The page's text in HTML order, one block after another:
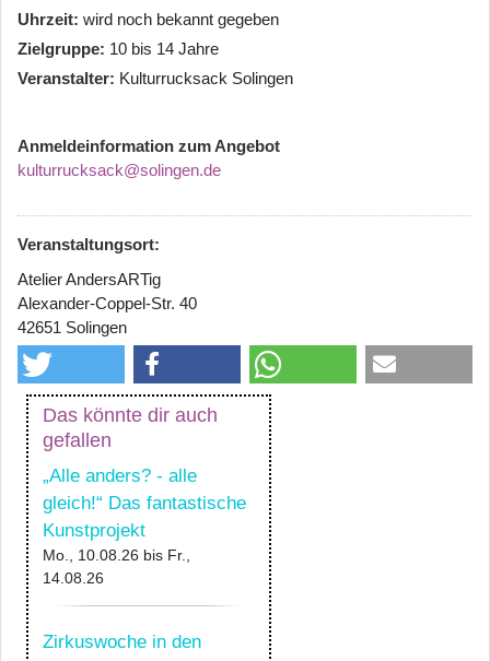
Uhrzeit wird noch bekannt gegeben
Zielgruppe 10 bis 14 Jahre
Veranstalter Kulturrucksack Solingen
Anmeldeinformation zum Angebot
kulturrucksack@solingen.de
Veranstaltungsort:
Atelier AndersARTig
Alexander-Coppel-Str. 40
42651 Solingen
Das könnte dir auch
gefallen
„Alle anders? - alle
gleich!“ Das fantastische
Kunstprojekt
Mo., 10.08.26 bis Fr.,
14.08.26
Zirkuswoche in den